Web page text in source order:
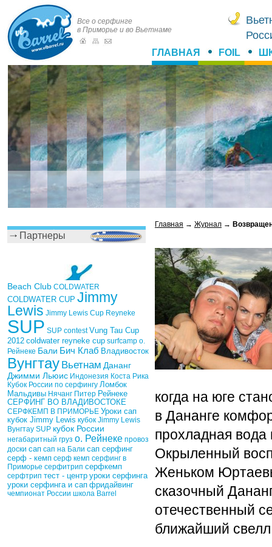
Все о серфинге
в Приморье и во Вьетнаме
ГЛАВНАЯ FOIL
Партнеры
Beach Club COLDWATER
COLDWATER CUP Jimmy
Lewis Jimmy Lewis Cup Reyneke
SUP SUP contest Vung Tau Cup
2012 coldwater reyneke cup surfcamp о.
Рейнеке Бали Бич Клаб Владивосток
Вунгтау Вьетнам Дананг
Джимми Льюис Индонезия Коста Рика
Кубок России по серфингу Ломбок
Мальдивы Нячанг Питер Рейнеке
СЕРФИНГ ВО ВЛАДИВОСТОКЕ
СЕРФКЕМП В ПРИМОРЬЕ Уроки сап
кубок Jimmy Lewis кубок Jimmy Lewis
Вунгтау SUP кубок России
негабаритный груз о. Рейнеке провоз
доски сап сап на Бали сап серфинг
серф - кемп серф кемп серфинг в
Приморье серфитрип серфкемп
серфтрип тест - центр уроки серфинга
уроки серфинга и сап фридайвинг
чемпионат России школа Barrel
Главная → Журнал →
когда на юге
в Дананге
прохладная вода
Окрыленный
Женьком
сказочный
отечественный
ближайший